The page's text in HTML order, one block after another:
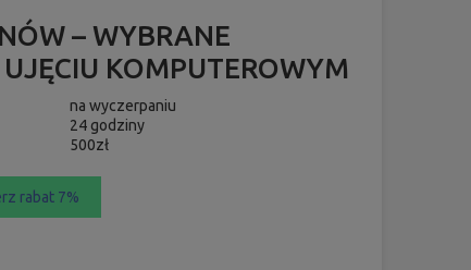
– WYBRANE
KOMPUTEROWYM
na wyczerpaniu
24 godziny
500zł
rabat 7%